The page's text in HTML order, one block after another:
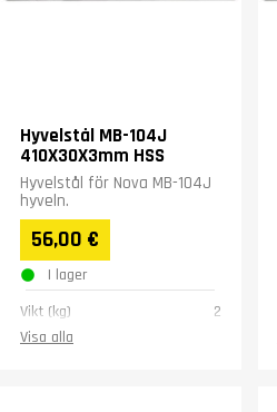
Hyvelstål MB-104J
410X30X3mm HSS
Hyvelstål för Nova MB-104J
hyveln.
56,00 €
I lager
Vikt (kg)
2
Visa alla